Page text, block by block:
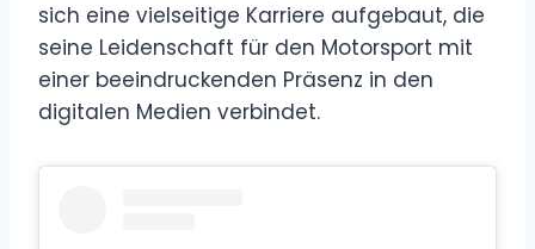
sich eine vielseitige Karriere aufgebaut, die
seine Leidenschaft für den Motorsport mit
einer beeindruckenden Präsenz in den
digitalen Medien verbindet.